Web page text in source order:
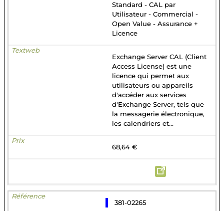
Standard - CAL par
Utilisateur - Commercial -
Open Value - Assurance +
Licence
Exchange Server CAL (Client
Access License) est une
licence qui permet aux
utilisateurs ou appareils
d'accéder aux services
d'Exchange Server, tels que
la messagerie électronique,
les calendriers et...
68,64 €
381-02265